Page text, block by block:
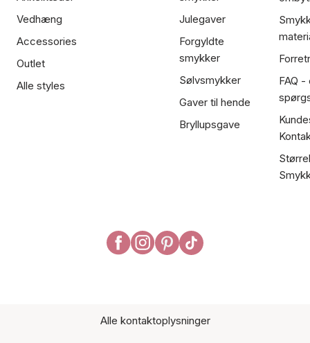
Vedhæng
Accessories
Outlet
Alle styles
Julegaver
Forgyldte
smykker
Sølvsmykker
Gaver til hende
Bryllupsgave
FAQ
Alle kontaktoplysninger